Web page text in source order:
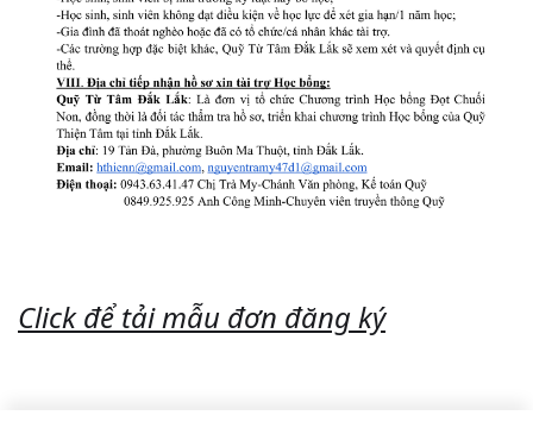
Click để tải mẫu đơn đăng ký